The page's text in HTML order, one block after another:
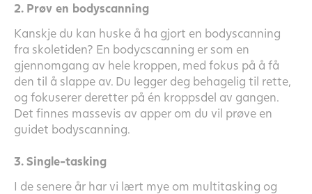
2. Prøv en bodyscanning
Kanskje du kan huske å ha gjort en bodyscanning
fra skoletiden? En bodycscanning er som en
gjennomgang av hele kroppen, med fokus på å få
den til å slappe av. Du legger deg behagelig til rette,
og fokuserer deretter på én kroppsdel av gangen.
Det finnes massevis av apper om du vil prøve en
guidet bodyscanning.
3. Single-tasking
I de senere år har vi lært mye om multitasking og